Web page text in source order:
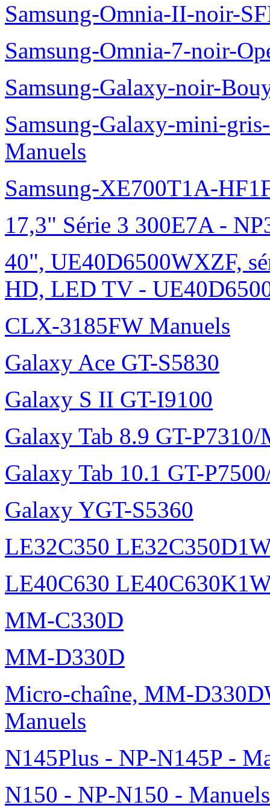
Samsung-Omnia-II-noir-
Samsung-Omnia-7-noir-
Samsung-Galaxy-noir-
Samsung-Galaxy-mini-
Manuels
Samsung-XE700T1A-
17,3" Série 3 300E7A -
40", UE40D6500WXZF,
HD, LED TV -
CLX-3185FW Manuels
Galaxy Ace GT-S5830
Galaxy S II GT-I9100
Galaxy Tab 8.9 GT-P7310/
Galaxy Tab 10.1 GT-
Galaxy YGT-S5360
LE32C350
LE40C630
MM-C330D
MM-D330D
Micro-chaîne, MM-
Manuels
N145Plus - NP-N145P -
N150 - NP-N150 - Manuels